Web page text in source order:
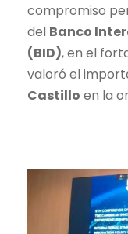
compromiso
del Banco
(BID), en el
valoró el
Castillo en la